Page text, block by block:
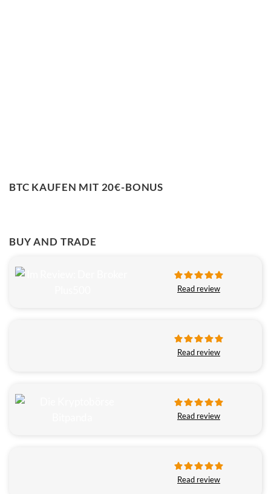
BTC KAUFEN MIT 20€-BONUS
BUY AND TRADE
Read review
Read review
Read review
Read review